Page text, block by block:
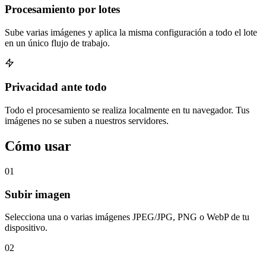
Procesamiento por lotes
Sube varias imágenes y aplica la misma configuración a todo el lote
en un único flujo de trabajo.
Privacidad ante todo
Todo el procesamiento se realiza localmente en tu navegador. Tus
imágenes no se suben a nuestros servidores.
Cómo usar
01
Subir imagen
Selecciona una o varias imágenes JPEG/JPG, PNG o WebP de tu
dispositivo.
02